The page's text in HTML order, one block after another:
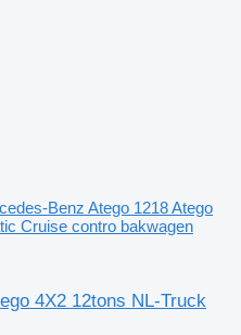
Benz Atego 1218 Atego
Cruise contro bakwagen
4X2 12tons NL-Truck